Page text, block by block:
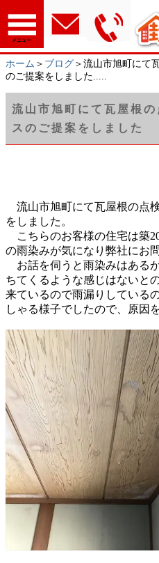
メニュー
ホーム ＞ ブログ ＞流山市旭町にて
のご提案をしました.....
流山市旭町にて瓦屋根
スのご提案をしました
流山市旭町にて瓦屋根の点
をしました。
こちらのお客様の住宅は築
の雨染みが気になり弊社にお
お話を伺うと雨染みはある
ちてくるような感じはないと
来ているので雨漏りしている
しゃる様子でしたので、原因